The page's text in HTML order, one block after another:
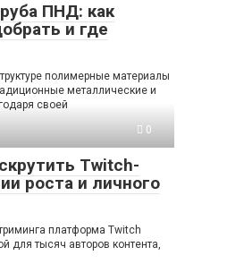
ПНД: как
и где
полимерные материалы
металлические и
своей
0
Twitch-
роста и личного
платформа Twitch
для тысяч авторов контента,